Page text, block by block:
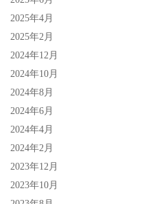
2025年4月
2025年2月
2024年12月
2024年10月
2024年8月
2024年6月
2024年4月
2024年2月
2023年12月
2023年10月